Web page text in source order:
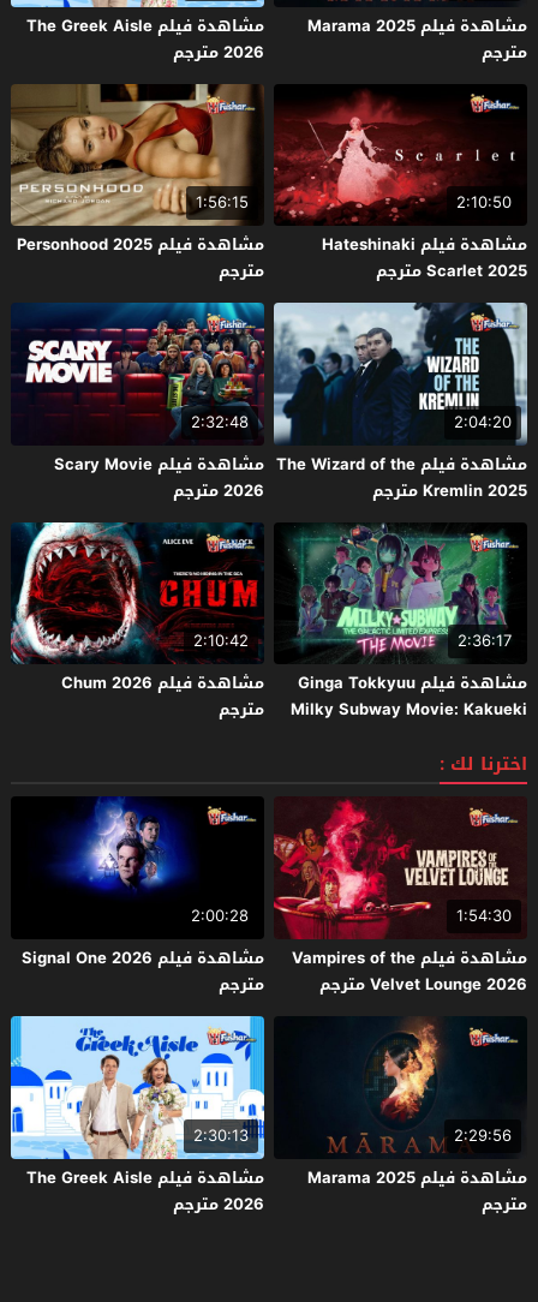
مشاهدة فيلم Marama 2025
مترجم
مشاهدة فيلم The Greek Aisle
2026 مترجم
2:10:50
مشاهدة فيلم Hateshinaki
Scarlet 2025 مترجم
1:56:15
مشاهدة فيلم Personhood 2025
مترجم
2:04:20
مشاهدة فيلم The Wizard of the
Kremlin 2025 مترجم
2:32:48
مشاهدة فيلم Scary Movie
2026 مترجم
2:36:17
مشاهدة فيلم Ginga Tokkyuu
Milky Subway Movie: Kakueki
2:10:42
مشاهدة فيلم Chum 2026
مترجم
اخترنا لك :
1:54:30
مشاهدة فيلم Vampires of the
Velvet Lounge 2026 مترجم
2:00:28
مشاهدة فيلم Signal One 2026
مترجم
2:29:56
مشاهدة فيلم Marama 2025
مترجم
2:30:13
مشاهدة فيلم The Greek Aisle
2026 مترجم